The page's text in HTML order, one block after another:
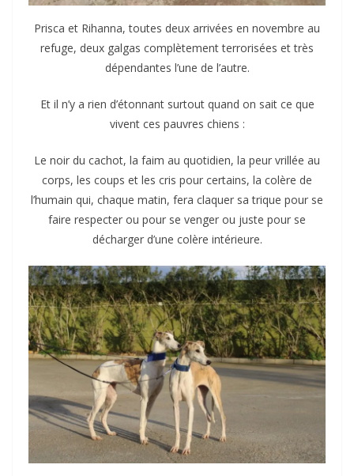
Prisca et Rihanna, toutes deux arrivées en novembre au
refuge, deux galgas complètement terrorisées et très
dépendantes l’une de l’autre.
Et il n’y a rien d’étonnant surtout quand on sait ce que
vivent ces pauvres chiens :
Le noir du cachot, la faim au quotidien, la peur vrillée au
corps, les coups et les cris pour certains, la colère de
l’humain qui, chaque matin, fera claquer sa trique pour se
faire respecter ou pour se venger ou juste pour se
décharger d’une colère intérieure.